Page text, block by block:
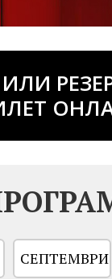
СЕПТЕМВРИ